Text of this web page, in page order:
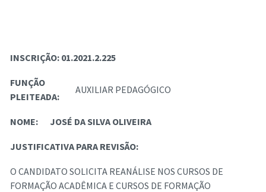
INSCRIÇÃO: 01.2021.2.225
FUNÇÃO
PLEITEADA:
AUXILIAR PEDAGÓGICO
NOME: JOSÉ DA SILVA OLIVEIRA
JUSTIFICATIVA PARA REVISÃO:
O CANDIDATO SOLICITA REANÁLISE NOS CURSOS DE
FORMAÇÃO ACADÊMICA E CURSOS DE FORMAÇÃO